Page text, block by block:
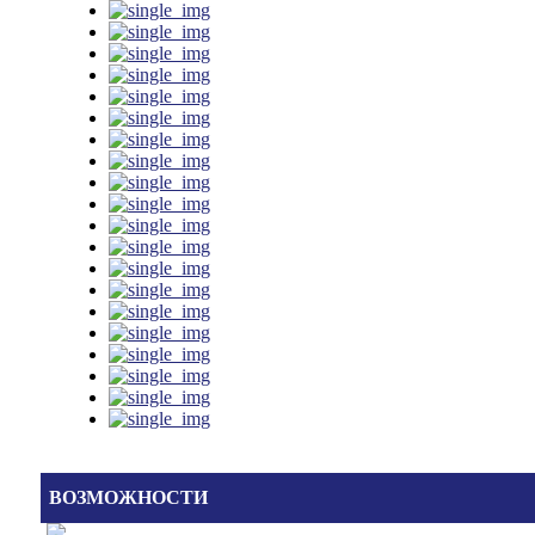
ВОЗМОЖНОСТИ